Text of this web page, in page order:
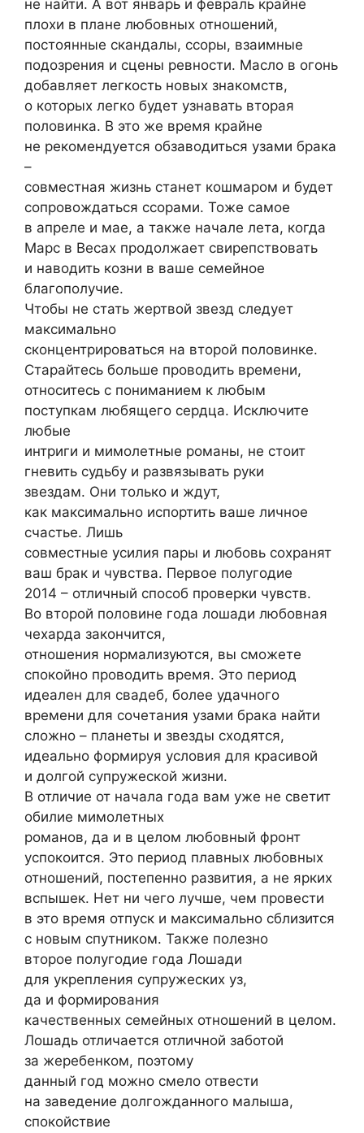
не найти. А вот январь и февраль крайне
плохи в плане любовных отношений,
постоянные скандалы, ссоры, взаимные
подозрения и сцены ревности. Масло в огонь
добавляет легкость новых знакомств,
о которых легко будет узнавать вторая
половинка. В это же время крайне
не рекомендуется обзаводиться узами брака
–
совместная жизнь станет кошмаром и будет
сопровождаться ссорами. Тоже самое
в апреле и мае, а также начале лета, когда
Марс в Весах продолжает свирепствовать
и наводить козни в ваше семейное
благополучие.
Чтобы не стать жертвой звезд следует
максимально
сконцентрироваться на второй половинке.
Старайтесь больше проводить времени,
относитесь с пониманием к любым
поступкам любящего сердца. Исключите
любые
интриги и мимолетные романы, не стоит
гневить судьбу и развязывать руки
звездам. Они только и ждут,
как максимально испортить ваше личное
счастье. Лишь
совместные усилия пары и любовь сохранят
ваш брак и чувства. Первое полугодие
2014 – отличный способ проверки чувств.
Во второй половине года лошади любовная
чехарда закончится,
отношения нормализуются, вы сможете
спокойно проводить время. Это период
идеален для свадеб, более удачного
времени для сочетания узами брака найти
сложно – планеты и звезды сходятся,
идеально формируя условия для красивой
и долгой супружеской жизни.
В отличие от начала года вам уже не светит
обилие мимолетных
романов, да и в целом любовный фронт
успокоится. Это период плавных любовных
отношений, постепенно развития, а не ярких
вспышек. Нет ни чего лучше, чем провести
в это время отпуск и максимально сблизится
с новым спутником. Также полезно
второе полугодие года Лошади
для укрепления супружеских уз,
да и формирования
качественных семейных отношений в целом.
Лошадь отличается отличной заботой
за жеребенком, поэтому
данный год можно смело отвести
на заведение долгожданного малыша,
спокойствие